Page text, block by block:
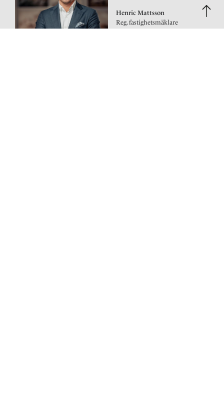
Henric Mattsson
Reg. fastighetsmäklare